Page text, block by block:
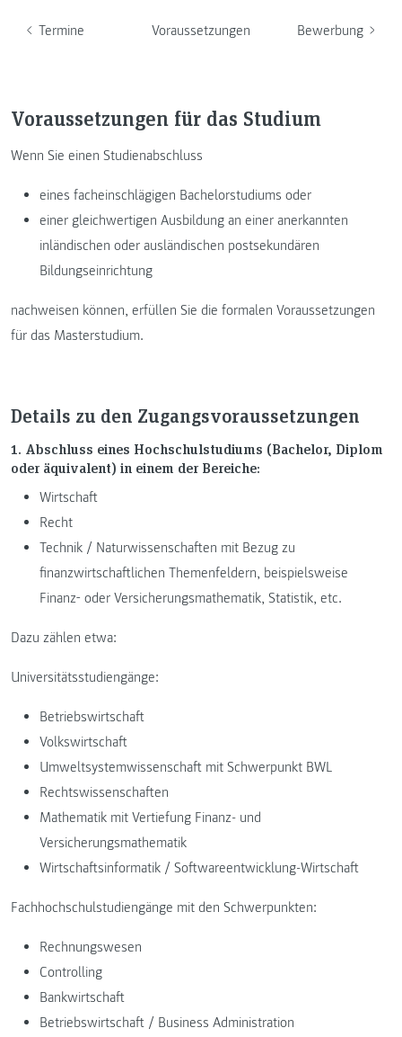
Termine Voraussetzungen Bewerbung
Voraussetzungen für das Studium
Wenn Sie einen Studienabschluss
eines facheinschlägigen Bachelorstudiums oder
einer gleichwertigen Ausbildung an einer anerkannten
inländischen oder ausländischen postsekundären
Bildungseinrichtung
nachweisen können, erfüllen Sie die formalen Voraussetzungen
für das Masterstudium.
Details zu den Zugangsvoraussetzungen
1. Abschluss eines Hochschulstudiums (Bachelor, Diplom
oder äquivalent) in einem der Bereiche:
Wirtschaft
Recht
Technik / Naturwissenschaften mit Bezug zu
finanzwirtschaftlichen Themenfeldern, beispielsweise
Finanz‐ oder Versicherungsmathematik, Statistik, etc.
Dazu zählen etwa:
Universitätsstudiengänge:
Betriebswirtschaft
Volkswirtschaft
Umweltsystemwissenschaft mit Schwerpunkt BWL
Rechtswissenschaften
Mathematik mit Vertiefung Finanz- und
Versicherungsmathematik
Wirtschaftsinformatik / Softwareentwicklung-Wirtschaft
Fachhochschulstudiengänge mit den Schwerpunkten:
Rechnungswesen
Controlling
Bankwirtschaft
Betriebswirtschaft / Business Administration